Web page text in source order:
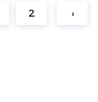
2 ›